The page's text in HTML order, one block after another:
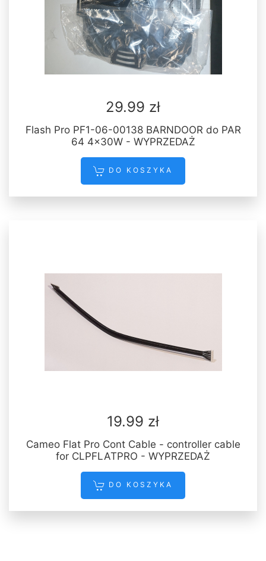
29.99 zł
Flash Pro PF1-06-00138 BARNDOOR do PAR
64 4x30W - WYPRZEDAŻ
DO KOSZYKA
19.99 zł
Cameo Flat Pro Cont Cable - controller cable
for CLPFLATPRO - WYPRZEDAŻ
DO KOSZYKA